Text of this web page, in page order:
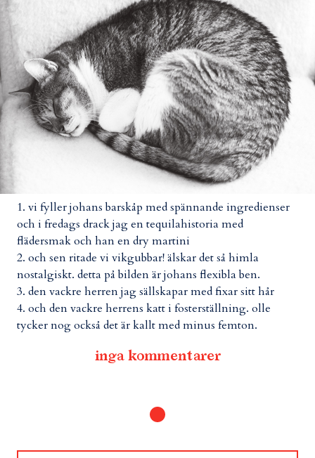
1. vi fyller johans barskåp med spännande ingredienser
och i fredags drack jag en tequilahistoria med
flädersmak och han en dry martini
2. och sen ritade vi vikgubbar! älskar det så himla
nostalgiskt. detta på bilden är johans flexibla ben.
3. den vackre herren jag sällskapar med fixar sitt hår
4. och den vackre herrens katt i fosterställning. olle
tycker nog också det är kallt med minus femton.
inga kommentarer